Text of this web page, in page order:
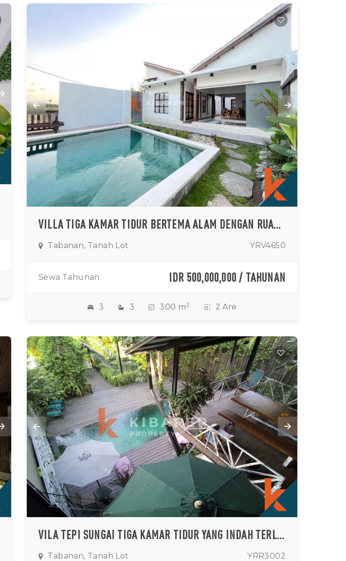
VILLA TIGA KAMAR TIDUR BERTEMA ALAM DENGAN RUANG TAMU TERBUKA DI TABANAN
Tabanan, Tanah Lot YRV4650
Sewa Tahunan IDR 500,000,000 / TAHUNAN
3 3 300 m2 2 Are
VILA TEPI SUNGAI TIGA KAMAR TIDUR YANG INDAH TERLETAK DI NYANYI (TERSEDIA PADA JULI 2022)
Tabanan, Tanah Lot YRR3002